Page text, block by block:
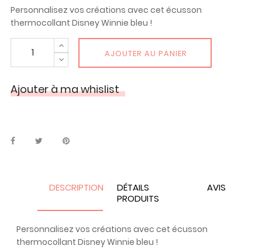
Personnalisez vos créations avec cet écusson
thermocollant Disney Winnie bleu !
AJOUTER AU PANIER
Ajouter à ma whislist
DESCRIPTION
DÉTAILS
PRODUITS
AVIS
Personnalisez vos créations avec cet écusson
thermocollant Disney Winnie bleu !